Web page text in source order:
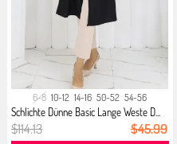
6-8 10-12 14-16 50-52 54-56
Schlichte Dünne Basic Lange Weste D...
$114.13 $45.99